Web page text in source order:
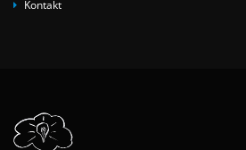
Kontakt